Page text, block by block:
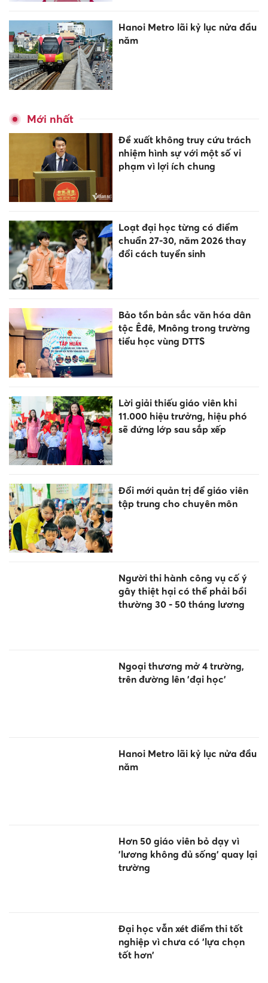
Hanoi Metro lãi kỷ lục nửa đầu
năm
Mới nhất
Đề xuất không truy cứu trách
nhiệm hình sự với một số vi
phạm vì lợi ích chung
Loạt đại học từng có điểm
chuẩn 27-30, năm 2026 thay
đổi cách tuyển sinh
Bảo tồn bản sắc văn hóa dân
tộc Êđê, Mnông trong trường
tiểu học vùng DTTS
Lời giải thiếu giáo viên khi
11.000 hiệu trưởng, hiệu phó
sẽ đứng lớp sau sắp xếp
Đổi mới quản trị để giáo viên
tập trung cho chuyên môn
Người thi hành công vụ cố ý
gây thiệt hại có thể phải bồi
thường 30 - 50 tháng lương
Ngoại thương mở 4 trường,
trên đường lên 'đại học'
Hanoi Metro lãi kỷ lục nửa đầu
năm
Hơn 50 giáo viên bỏ dạy vì
'lương không đủ sống' quay lại
trường
Đại học vẫn xét điểm thi tốt
nghiệp vì chưa có 'lựa chọn
tốt hơn'